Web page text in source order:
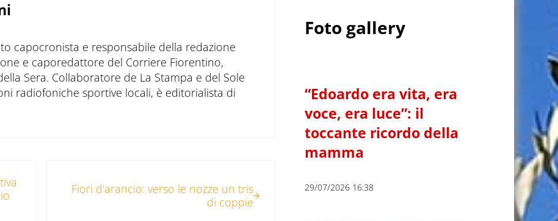
capocronista e responsabile della redazione
e caporedattore del Corriere Fiorentino,
Sera. Collaboratore de La Stampa e del Sole
radiofoniche sportive locali, è editorialista di
Fiori d’arancio: verso le nozze un tris
di coppie
Foto gallery
“Edoardo era vita, era
voce, era luce”: il
toccante ricordo della
mamma
29/07/2026 16:38